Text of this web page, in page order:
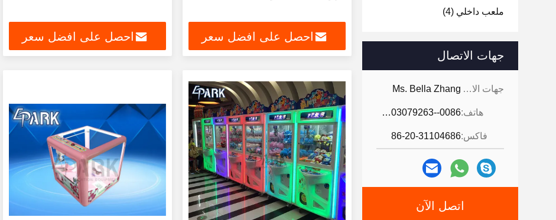
ملعب داخلي (4)
جهات الاتصال
جهات الاتصال: Ms. Bella Zhang
هاتف: 0086--13903079263
فاكس:86-20-31104686
اتصل الآن
احصل على افضل سعر احصل على افضل سعر